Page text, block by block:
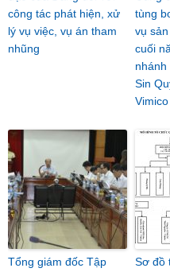
công tác phát hiện, xử
lý vụ việc, vụ án tham
nhũng
tùng
vụ
cuối
nhánh
Sin
Vimico
Tổng giám đốc Tập
Sơ đồ